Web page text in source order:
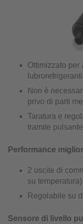
Ottimizzato
lubrorefrigeranti
Non è
privo di parti
Taratura e
tramite
Performance
2 uscite di
su temperatura)
Regolabile su
Sensore di livello